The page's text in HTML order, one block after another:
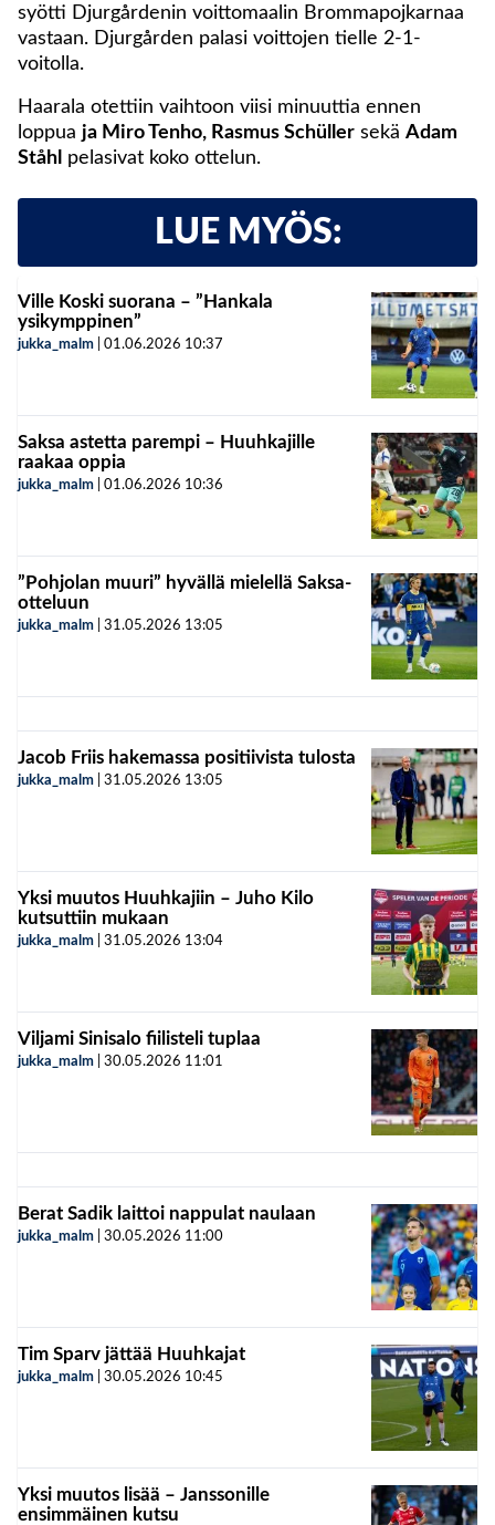
syötti Djurgårdenin voittomaalin Brommapojkarnaa
vastaan. Djurgården palasi voittojen tielle 2-1-
voitolla.
Haarala otettiin vaihtoon viisi minuuttia ennen
loppua ja Miro Tenho, Rasmus Schüller sekä Adam
Ståhl pelasivat koko ottelun.
LUE MYÖS:
Ville Koski suorana – ”Hankala
ysikymppinen”
jukka_malm 01.06.2026 10:37
Saksa astetta parempi – Huuhkajille
raakaa oppia
jukka_malm 01.06.2026 10:36
”Pohjolan muuri” hyvällä mielellä Saksa-
otteluun
jukka_malm 31.05.2026 13:05
Jacob Friis hakemassa positiivista tulosta
jukka_malm 31.05.2026 13:05
Yksi muutos Huuhkajiin – Juho Kilo
kutsuttiin mukaan
jukka_malm 31.05.2026 13:04
Viljami Sinisalo fiilisteli tuplaa
jukka_malm 30.05.2026 11:01
Berat Sadik laittoi nappulat naulaan
jukka_malm 30.05.2026 11:00
Tim Sparv jättää Huuhkajat
jukka_malm 30.05.2026 10:45
Yksi muutos lisää – Janssonille
ensimmäinen kutsu